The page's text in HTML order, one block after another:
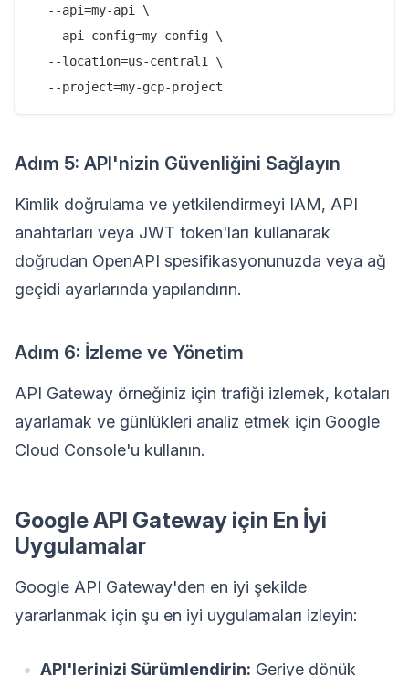
  --api=my-api \
  --api-config=my-config \
  --location=us-central1 \
Adım 5: API'nizin Güvenliğini Sağlayın
Kimlik doğrulama ve yetkilendirmeyi IAM, API
anahtarları veya JWT token'ları kullanarak
doğrudan OpenAPI spesifikasyonunuzda veya ağ
geçidi ayarlarında yapılandırın.
Adım 6: İzleme ve Yönetim
API Gateway örneğiniz için trafiği izlemek, kotaları
ayarlamak ve günlükleri analiz etmek için Google
Cloud Console'u kullanın.
Google API Gateway için En İyi
Uygulamalar
Google API Gateway'den en iyi şekilde
yararlanmak için şu en iyi uygulamaları izleyin:
API'lerinizi Sürümlendirin: Geriye dönük